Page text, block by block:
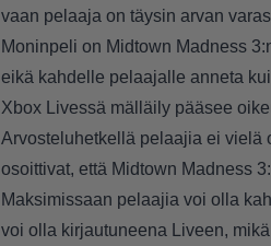
vaan pelaaja on täysin arvan
Moninpeli on Midtown Madness
eikä kahdelle pelaajalle anneta
Xbox Livessä mälläily pääsee
Arvosteluhetkellä pelaajia ei vielä
osoittivat, että Midtown Madness
Maksimissaan pelaajia voi olla
voi olla kirjautuneena Liveen,